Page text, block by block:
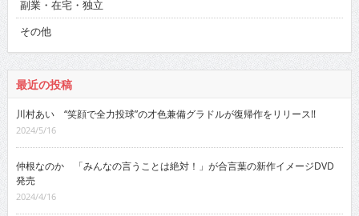
副業・在宅・独立
その他
最近の投稿
川村あい “笑顔で全力投球”の才色兼備グラドルが復帰作をリリース!!
2024/5/16
仲根なのか 「みんなの言うことは絶対！」が合言葉の新作イメージDVD
発売
2024/4/16